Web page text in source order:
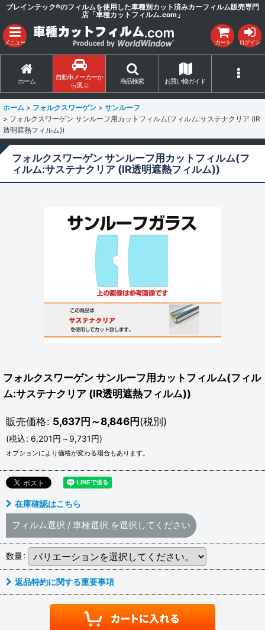
ブレインテック®のフィルムを使用した車種別カット済みカーフィルム販売専門
店「車種カットフィルム.com」
メニュー カート ログイン
ホーム
自動車メーカーか
ら選ぶ
商品検索 お買い物ガイド
ホーム > フォルクスワーゲン > サンルーフ
> フォルクスワーゲン サンルーフ用カットフィルム(フィルム:サステナクリア (IR
透明遮熱フィルム))
フォルクスワーゲン サンルーフ用カットフィルム(フ
ィルム:サステナクリア (IR透明遮熱フィルム))
フォルクスワーゲン サンルーフ用カットフィルム(フィル
ム:サステナクリア (IR透明遮熱フィルム))
販売価格: 5,637円～8,846円(税別)
(税込: 6,201円 ～9,731円)
オプションにより価格が変わる場合もあります。
在庫確認はこちら
フィルム選択 / 車種選択 を選択してください
数量:
返品特約に関する重要事項